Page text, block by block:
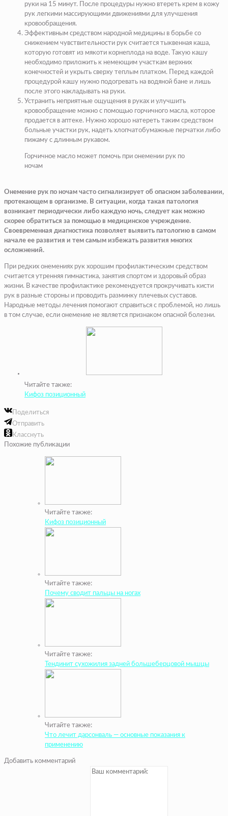
руки на 15 минут. После процедуры нужно втереть крем в кожу
рук легкими массирующими движениями для улучшения
кровообращения.
Эффективным средством народной медицины в борьбе со
снижением чувствительности рук считается тыквенная каша,
которую готовят из мякоти корнеплода на воде. Такую кашу
необходимо приложить к немеющим участкам верхних
конечностей и укрыть сверху теплым платком. Перед каждой
процедурой кашу нужно подогревать на водяной бане и лишь
после этого накладывать на руки.
Устранить неприятные ощущения в руках и улучшить
кровообращение можно с помощью горчичного масла, которое
продается в аптеке. Нужно хорошо натереть таким средством
больные участки рук, надеть хлопчатобумажные перчатки либо
пижаму с длинным рукавом.
Горчичное масло может помочь при онемении рук по
ночам
Онемение рук по ночам часто сигнализирует об опасном заболевании,
протекающем в организме. В ситуации, когда такая патология
возникает периодически либо каждую ночь, следует как можно
скорее обратиться за помощью в медицинское учреждение.
Своевременная диагностика позволяет выявить патологию в самом
начале ее развития и тем самым избежать развития многих
осложнений.
При редких онемениях рук хорошим профилактическим средством
считается утренняя гимнастика, занятия спортом и здоровый образ
жизни. В качестве профилактике рекомендуется прокручивать кисти
рук в разные стороны и проводить разминку плечевых суставов.
Народные методы лечения помогают справиться с проблемой, но лишь
в том случае, если онемение не является признаком опасной болезни.
Читайте также:
Кифоз позиционный
Поделиться
Отправить
Класснуть
Похожие публикации
Читайте также:
Кифоз позиционный
Читайте также:
Почему сводит пальцы на ногах
Читайте также:
Тендинит сухожилия задней большеберцовой мышцы
Читайте также:
Что лечит дарсонваль — основные показания к
применению
Добавить комментарий